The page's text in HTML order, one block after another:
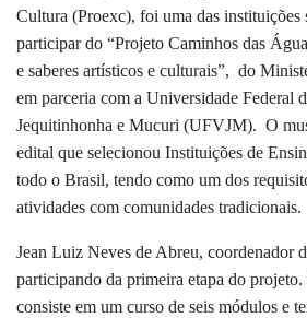
Cultura (Proexc), foi uma das instituições
participar do “Projeto Caminhos das
e saberes artísticos e culturais”, do
em parceria com a Universidade Federal
Jequitinhonha e Mucuri (UFVJM). O
edital que selecionou Instituições de
todo o Brasil, tendo como um dos
atividades com comunidades tradicionais.
Jean Luiz Neves de Abreu, coordenador
participando da primeira etapa do
consiste em um curso de seis módulos e